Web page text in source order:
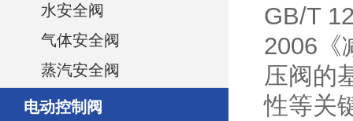
水安全阀
气体安全阀
蒸汽安全阀
电动控制阀
GB/T
2006《
压阀的
性等关